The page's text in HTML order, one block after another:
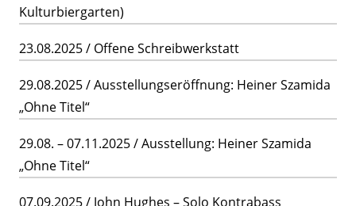
Kulturbiergarten)
23.08.2025 / Offene Schreibwerkstatt
29.08.2025 / Ausstellungseröffnung: Heiner Szamida
„Ohne Titel“
29.08. – 07.11.2025 / Ausstellung: Heiner Szamida
„Ohne Titel“
07.09.2025 / John Hughes – Solo Kontrabass